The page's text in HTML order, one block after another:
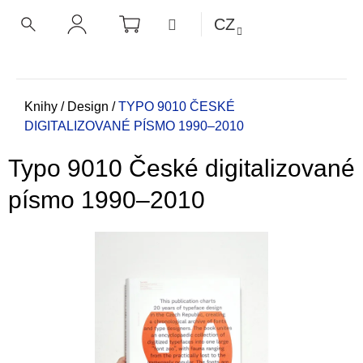
NÁKUPNÍ
KOŠÍK MENUCZ
Domů
Knihy / Design / TYPO 9010 ČESKÉ
DIGITALIZOVANÉ PÍSMO 1990–2010
Typo 9010 České digitalizované
písmo 1990–2010
ZPĚT
ZPĚT
o
p
t
ř
e